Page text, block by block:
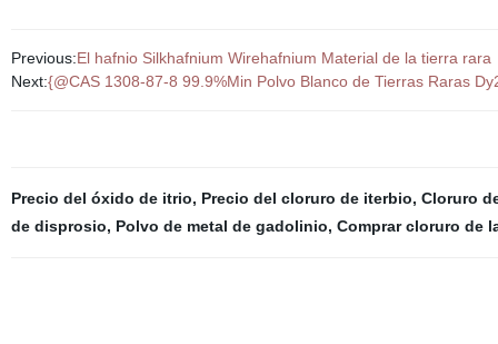
Previous:El hafnio Silkhafnium Wirehafnium Material de la tierra rara
Next:{@CAS 1308-87-8 99.9%Min Polvo Blanco de Tierras Raras
Precio del óxido de itrio, Precio del cloruro de iterbio, Cloruro
de disprosio, Polvo de metal de gadolinio, Comprar cloruro de